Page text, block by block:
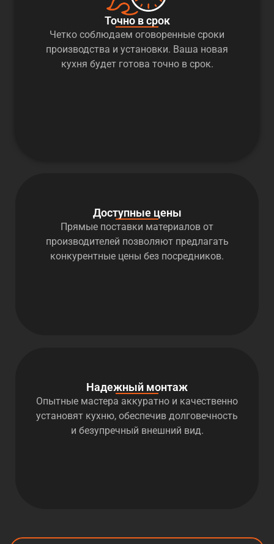
Точно в срок
Четко соблюдаем оговоренные сроки
производства и установки. Ваша новая
кухня будет готова точно в срок.
Доступные цены
Прямые поставки материалов от
производителей позволяют предлагать
конкурентные цены без посредников.
Надежный монтаж
Опытные мастера аккуратно и качественно
установят кухню, обеспечив долговечность
и безупречный внешний вид.